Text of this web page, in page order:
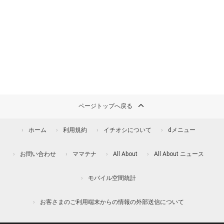
ページトップへ戻る
ホーム 利用規約 イチオシについて dメニュー
お問い合わせ ママテナ All About All About ニュース
モバイル空間統計
お客さまのご利用端末からの情報の外部送信について